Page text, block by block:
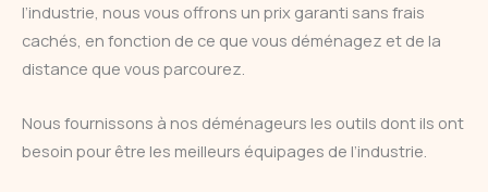
l’industrie, nous vous offrons un prix garanti sans frais
cachés, en fonction de ce que vous déménagez et de la
distance que vous parcourez.
Nous fournissons à nos déménageurs les outils dont ils ont
besoin pour être les meilleurs équipages de l’industrie.